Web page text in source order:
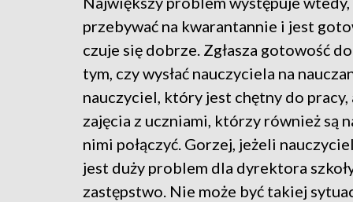
przebywać na kwarantannie i jest
czuje się dobrze. Zgłasza gotowość
tym, czy wysłać nauczyciela na
nauczyciel, który jest chętny do
zajęcia z uczniami, którzy również są
nimi połączyć. Gorzej, jeżeli
jest duży problem dla dyrektora
zastępstwo. Nie może być takiej